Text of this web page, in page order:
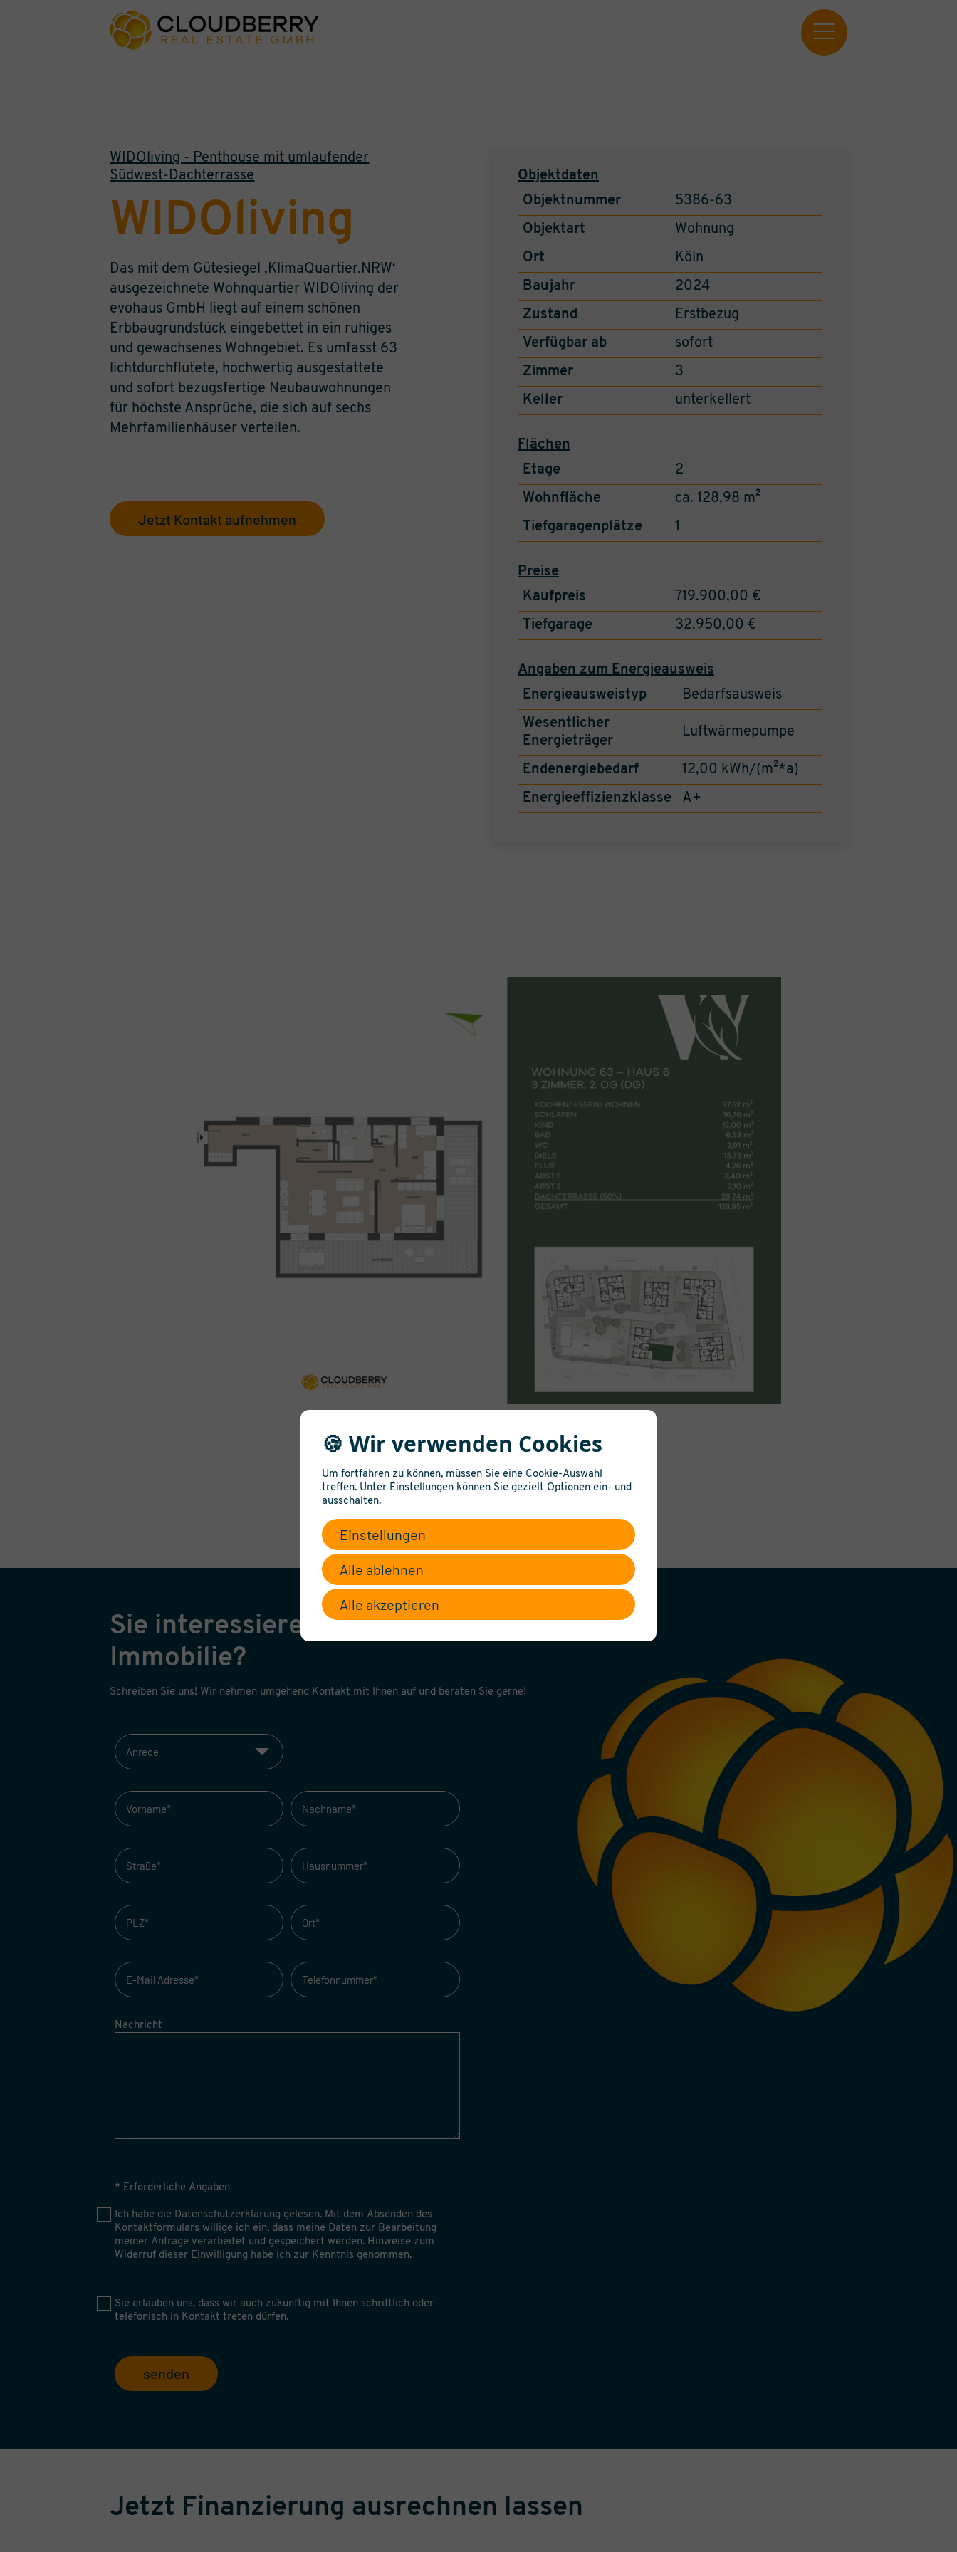
WIDOliving - Penthouse mit umlaufender
Südwest-Dachterrasse
WIDOliving
Das mit dem Gütesiegel ‚KlimaQuartier.NRW‘
ausgezeichnete Wohnquartier WIDOliving der
evohaus GmbH liegt auf einem schönen
Erbbaugrundstück eingebettet in ein ruhiges
und gewachsenes Wohngebiet. Es umfasst 63
lichtdurchflutete, hochwertig ausgestattete
und sofort bezugsfertige Neubauwohnungen
für höchste Ansprüche, die sich auf sechs
Mehrfamilienhäuser verteilen.
Jetzt Kontakt aufnehmen
Objektdaten
Objektnummer
5386-63
Objektart
Wohnung
Ort
Köln
Baujahr
2024
Zustand
Erstbezug
Verfügbar ab
sofort
Zimmer
3
Keller
unterkellert
Flächen
Etage
2
Wohnfläche
ca. 128,98 m²
Tiefgaragenplätze
1
Preise
Kaufpreis
719.900,00 €
Tiefgarage
32.950,00 €
Angaben zum Energieausweis
Energieausweistyp
Bedarfsausweis
Wesentlicher
Energieträger
Luftwärmepumpe
Endenergiebedarf
12,00 kWh/(m²*a)
Energieeffizienzklasse
A+
Sie interessieren sich für diese
Immobilie?
Schreiben Sie uns! Wir nehmen umgehend Kontakt mit Ihnen auf und beraten Sie gerne!
Nachricht
* Erforderliche Angaben
Ich habe die Datenschutzerklärung gelesen. Mit dem Absenden des
Kontaktformulars willige ich ein, dass meine Daten zur Bearbeitung
meiner Anfrage verarbeitet und gespeichert werden. Hinweise zum
Widerruf dieser Einwilligung habe ich zur Kenntnis genommen.
Sie erlauben uns, dass wir auch zukünftig mit Ihnen schriftlich oder
telefonisch in Kontakt treten dürfen.
senden
Jetzt Finanzierung ausrechnen lassen
🍪 Wir verwenden Cookies
Um fortfahren zu können, müssen Sie eine Cookie-Auswahl
treffen. Unter Einstellungen können Sie gezielt Optionen ein- und
ausschalten.
Einstellungen
Alle ablehnen
Alle akzeptieren